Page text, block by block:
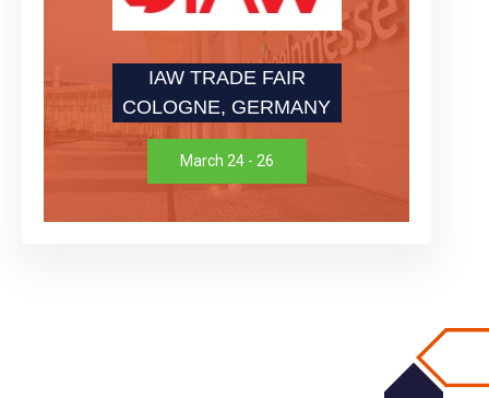
IAW TRADE FAIR
COLOGNE, GERMANY
March 24 - 26